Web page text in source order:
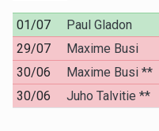
01/07 Paul Gladon
29/07
Maxime Busi
30/06
Maxime Busi **
30/06
Juho Talvitie **